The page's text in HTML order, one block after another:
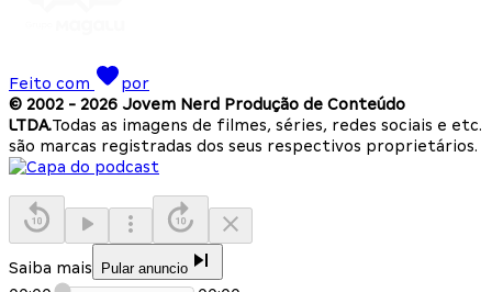
Feito com
por
© 2002 - 2026 Jovem Nerd Produção de Conteúdo
LTDA.Todas as imagens de filmes, séries, redes sociais e etc.
são marcas registradas dos seus respectivos proprietários.
Saiba mais Pular anuncio